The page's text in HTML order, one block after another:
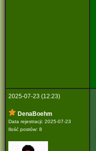
2025-07-23 (12:23)
DenaBoehm
Data rejestracji: 2025-07-23
Ilość postów: 8